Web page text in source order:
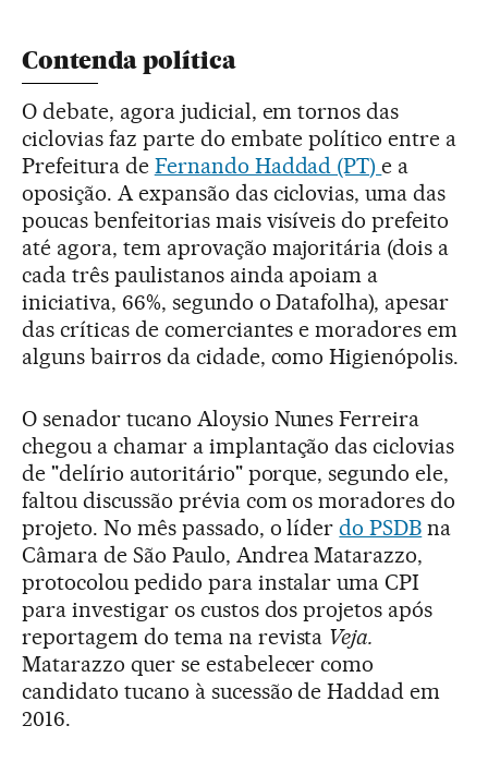
Contenda política
O debate, agora judicial, em tornos das
ciclovias faz parte do embate político entre a
Prefeitura de Fernando Haddad (PT)e a
oposição. A expansão das ciclovias, uma das
poucas benfeitorias mais visíveis do prefeito
até agora, tem aprovação majoritária (dois a
cada três paulistanos ainda apoiam a
iniciativa, 66%, segundo o Datafolha), apesar
das críticas de comerciantes e moradores em
alguns bairros da cidade, como Higienópolis.
O senador tucano Aloysio Nunes Ferreira
chegou a chamar a implantação das ciclovias
de "delírio autoritário" porque, segundo ele,
faltou discussão prévia com os moradores do
projeto. No mês passado, o líderdo PSDB na
Câmara de São Paulo, Andrea Matarazzo,
protocolou pedido para instalar uma CPI
para investigar os custos dos projetos após
reportagem do tema na revista Veja.
Matarazzo quer se estabelecer como
candidato tucano à sucessão de Haddad em
2016.